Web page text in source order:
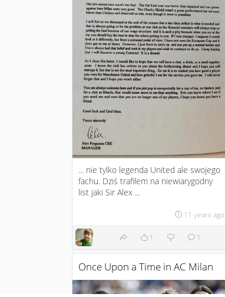
... nie tylko legenda United ale swojego
fachu. Dziś trafiłem na niewiarygodny
list jaki Sir Alex ...
11 years ago
1 1
Once Upon a Time in AC Milan